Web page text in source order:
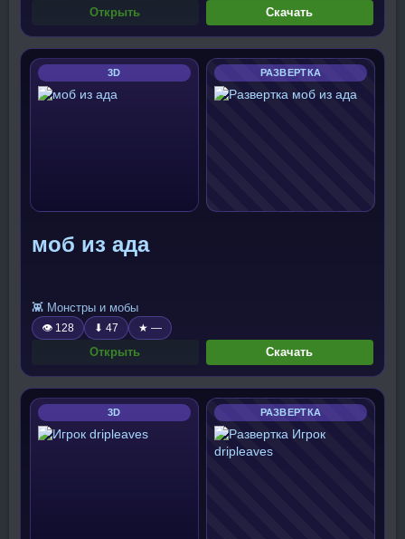
Открыть Скачать
3D РАЗВЕРТКА
моб из ада
👾 Монстры и мобы
👁 128 ⬇ 47 ★ —
Открыть Скачать
3D РАЗВЕРТКА